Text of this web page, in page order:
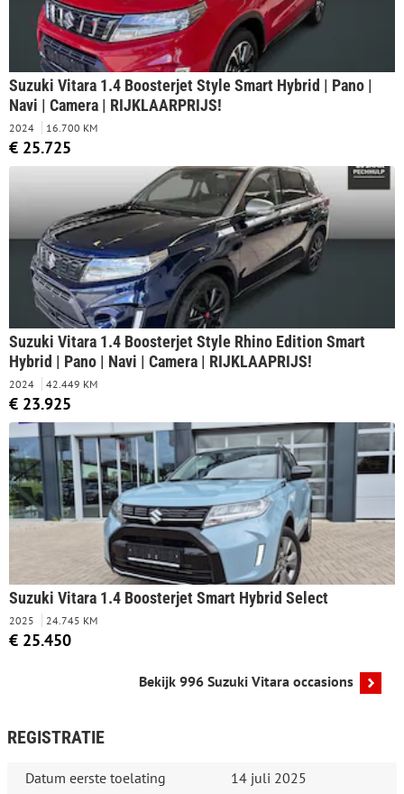
Suzuki Vitara 1.4 Boosterjet Style Smart Hybrid | Pano |
Navi | Camera | RIJKLAARPRIJS!
2024 16.700 KM
€ 25.725
Suzuki Vitara 1.4 Boosterjet Style Rhino Edition Smart
Hybrid | Pano | Navi | Camera | RIJKLAAPRIJS!
2024 42.449 KM
€ 23.925
Suzuki Vitara 1.4 Boosterjet Smart Hybrid Select
2025 24.745 KM
€ 25.450
Bekijk 996 Suzuki Vitara occasions
REGISTRATIE
Datum eerste toelating 14 juli 2025